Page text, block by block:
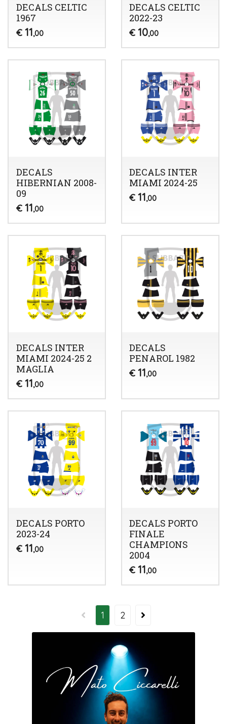
DECALS CELTIC
1967
€ 11,00
DECALS CELTIC
2022-23
€ 10,00
DECALS
HIBERNIAN 2008-
09
€ 11,00
DECALS INTER
MIAMI 2024-25
€ 11,00
DECALS INTER
MIAMI 2024-25 2
MAGLIA
€ 11,00
DECALS
PENAROL 1982
€ 11,00
DECALS PORTO
2023-24
€ 11,00
DECALS PORTO
FINALE
CHAMPIONS
2004
€ 11,00
1 2